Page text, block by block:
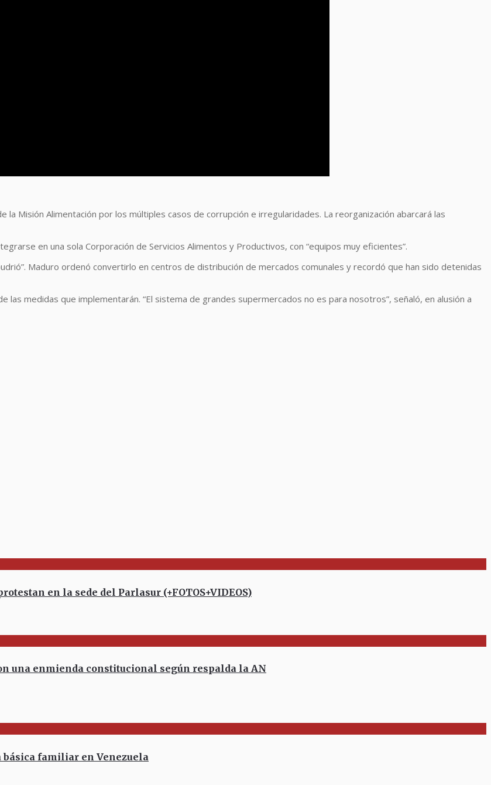
Misión Alimentación por los múltiples casos de corrupción e irregularidades. La reorganización abarcará las
en una sola Corporación de Servicios Alimentos y Productivos, con “equipos muy eficientes”.
Maduro ordenó convertirlo en centros de distribución de mercados comunales y recordó que han sido detenidas
las medidas que implementarán. “El sistema de grandes supermercados no es para nosotros”, señaló, en alusión a
en la sede del Parlasur (+FOTOS+VIDEOS)
una enmienda constitucional según respalda la AN
básica familiar en Venezuela